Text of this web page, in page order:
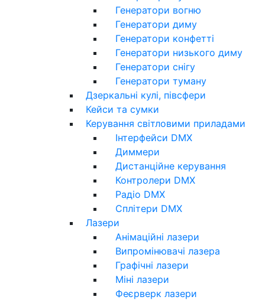
Генератори вогню
Генератори диму
Генератори конфетті
Генератори низького диму
Генератори снігу
Генератори туману
Дзеркальні кулі, півсфери
Кейси та сумки
Керування світловими приладами
Інтерфейси DMX
Диммери
Дистанційне керування
Контролери DMX
Радіо DMX
Сплітери DMX
Лазери
Анімаційні лазери
Випромінювачі лазера
Графічні лазери
Міні лазери
Феєрверк лазери